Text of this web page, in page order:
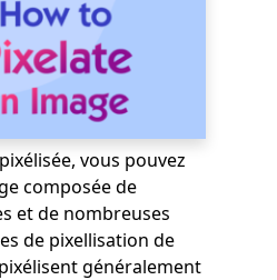
vous pouvez
composée de
et de nombreuses
de pixellisation de
généralement